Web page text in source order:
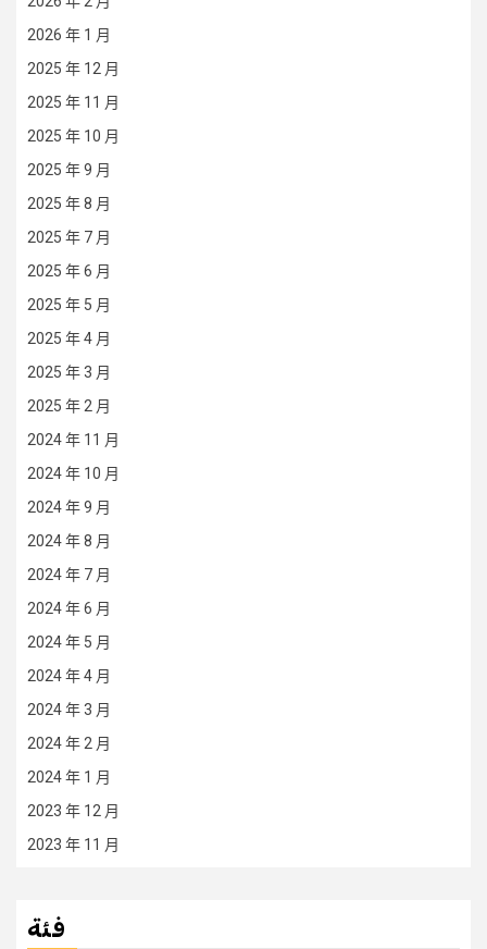
2026 年 1 月
2025 年 12 月
2025 年 11 月
2025 年 10 月
2025 年 9 月
2025 年 8 月
2025 年 7 月
2025 年 6 月
2025 年 5 月
2025 年 4 月
2025 年 3 月
2025 年 2 月
2024 年 11 月
2024 年 10 月
2024 年 9 月
2024 年 8 月
2024 年 7 月
2024 年 6 月
2024 年 5 月
2024 年 4 月
2024 年 3 月
2024 年 2 月
2024 年 1 月
2023 年 12 月
2023 年 11 月
فئة